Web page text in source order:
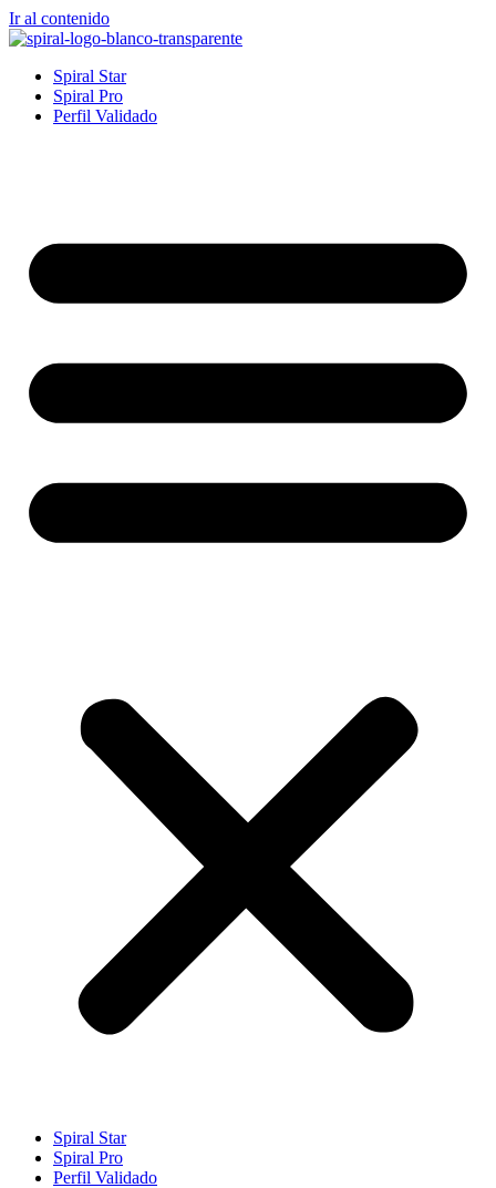
Ir al contenido
Spiral Star
Spiral Pro
Perfil Validado
Spiral Star
Spiral Pro
Perfil Validado